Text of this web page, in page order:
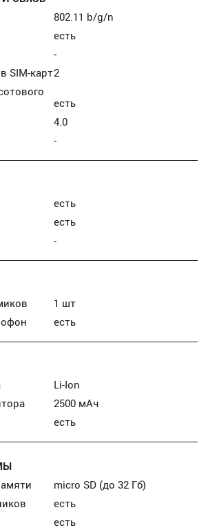
802.11 b/g/n
есть
-
SIM-карт2
есть
4.0
-
есть
есть
-
1 шт
есть
Li-Ion
2500 мАч
есть
micro SD (до 32 Гб)
есть
есть